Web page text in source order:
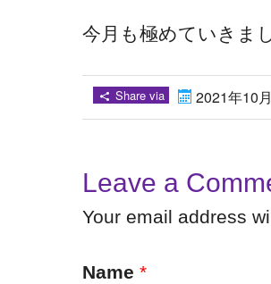
今月も極めていきま
Share via 2021年10
Leave a
Your email address
Name *